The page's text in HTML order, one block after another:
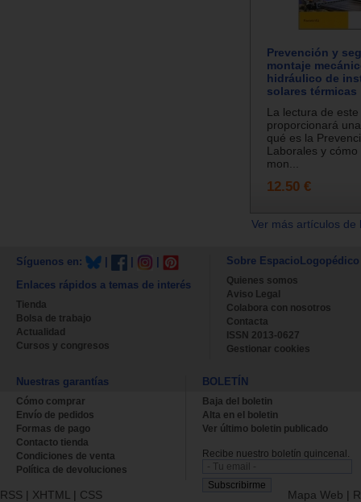
Prevención y
montaje
hidráulico de
solares térmicas
La lectura de
proporcionará
qué es la
Laborales y
mon...
12.50 €
Ver más artículos
Síguenos en:
Enlaces rápidos a temas de interés
Tienda
Bolsa de trabajo
Actualidad
Cursos y congresos
Sobre EspacioLogopédico
Quienes somos
Aviso Legal
Colabora con nosotros
Contacta
ISSN 2013-0627
Gestionar cookies
Nuestras garantías
Cómo comprar
Envío de pedidos
Formas de pago
Contacto tienda
Condiciones de venta
Política de devoluciones
BOLETÍN
Baja del boletin
Alta en el boletin
Ver último boletin publicado
Recibe nuestro boletín quincenal.
RSS | XHTML | CSS Mapa Web |